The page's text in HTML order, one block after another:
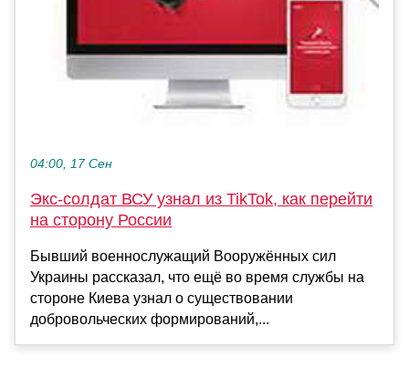
04:00, 17 Сен
Экс-солдат ВСУ узнал из TikTok, как перейти
на сторону России
Бывший военнослужащий Вооружённых сил
Украины рассказал, что ещё во время службы на
стороне Киева узнал о существовании
добровольческих формирований,...